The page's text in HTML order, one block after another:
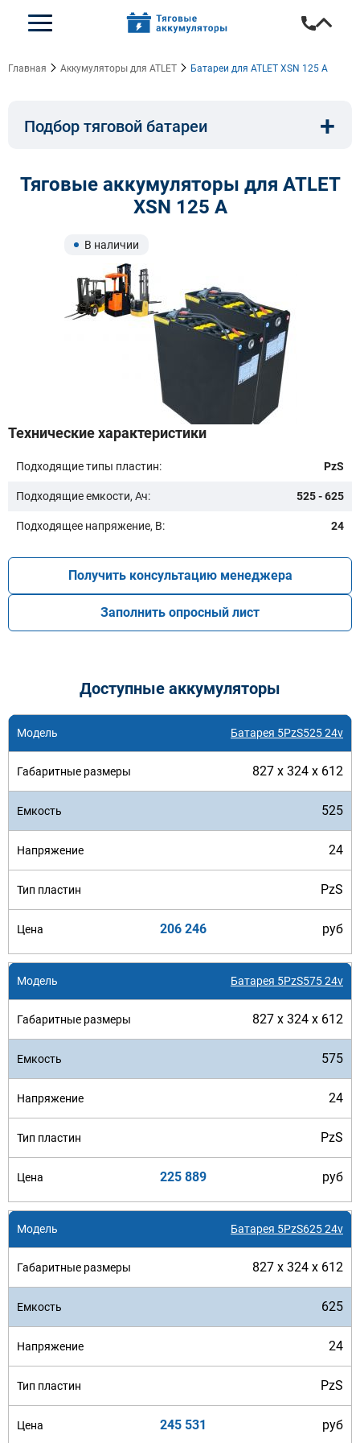
Главная Аккумуляторы для ATLET Батареи для ATLET XSN 125 A
Подбор тяговой батареи
Длина, мм:
Ширина, мм:
+
Тяговые аккумуляторы для ATLET
XSN 125 A
В наличии
Технические характеристики
Подходящие типы пластин: PzS
Подходящие емкости, Ач: 525 - 625
Подходящее напряжение, В: 24
Получить консультацию менеджера
Заполнить опросный лист
Доступные аккумуляторы
Батарея 5PzS525 24v
827 x 324 x 612
525
24
PzS
206 246 руб
Батарея 5PzS575 24v
827 x 324 x 612
575
24
PzS
225 889 руб
Батарея 5PzS625 24v
827 x 324 x 612
625
24
PzS
245 531 руб